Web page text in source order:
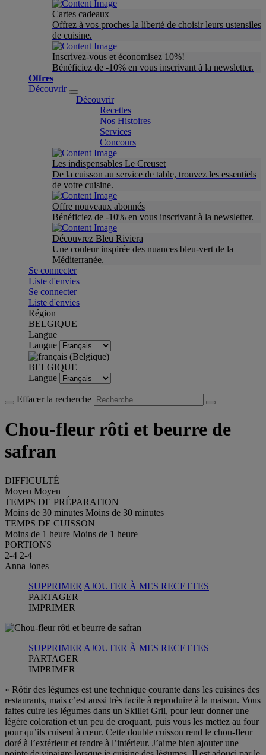
Cartes cadeaux
Offrez à vos proches la liberté de choisir leurs ustensiles
de cuisine.
Inscrivez-vous et économisez 10%!
Bénéficiez de -10% en vous inscrivant à la newsletter.
Offres
Découvrir
Découvrir
Recettes
Nos Histoires
Services
Concours
Les indispensables Le Creuset
De la cuisson au service de table, trouvez les essentiels
de votre cuisine.
Offre nouveaux abonnés
Bénéficiez de -10% en vous inscrivant à la newsletter.
Découvrez Bleu Riviera
Une couleur inspirée des nuances bleu-vert de la
Méditerranée.
Se connecter
Liste d'envies
Se connecter
Liste d'envies
Région
BELGIQUE
Langue
Langue
BELGIQUE
Langue
Effacer la recherche
Chou-fleur rôti et beurre de
safran
DIFFICULTÉ
Moyen Moyen
TEMPS DE PRÉPARATION
Moins de 30 minutes Moins de 30 minutes
TEMPS DE CUISSON
Moins de 1 heure Moins de 1 heure
PORTIONS
2-4 2-4
Anna Jones
SUPPRIMER AJOUTER À MES RECETTES
PARTAGER
IMPRIMER
SUPPRIMER AJOUTER À MES RECETTES
PARTAGER
IMPRIMER
« Rôtir des légumes est une technique courante dans les cuisines des
restaurants, mais c’est aussi très facile à reproduire à la maison. Vous
faites cuire les légumes dans un Skillet Gril, pour leur donner une
légère coloration et un peu de croquant, puis vous les mettez au four
pour qu’ils cuisent à cœur. Cette double cuisson rend le chou-fleur
doré à l’extérieur et tendre à l’intérieur. J’aime bien ajouter une